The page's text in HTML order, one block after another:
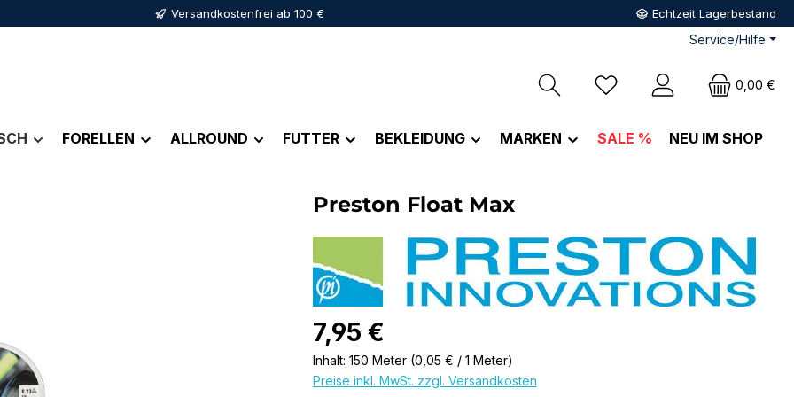
Versandkostenfrei ab 100 € Echtzeit Lagerbestand
Service/Hilfe
Du hast 0 Produkte auf dem
0,00 €
FORELLEN ALLROUND FUTTER BEKLEIDUNG MARKEN SALE % NEU IM SHOP
Preston Float Max
Regulärer Preis:
7,95 €
Inhalt: 150 Meter (0,05 € / 1 Meter)
Preise inkl. MwSt. zzgl. Versandkosten